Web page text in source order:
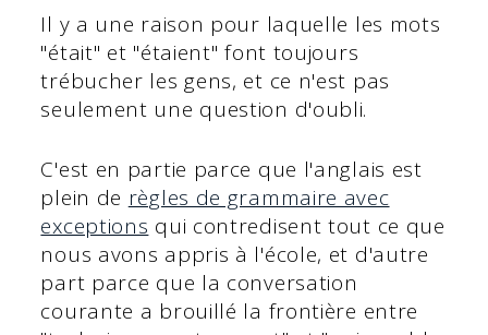
Il y a une raison pour laquelle les mots
"était" et "étaient" font toujours
trébucher les gens, et ce n'est pas
seulement une question d'oubli.
C'est en partie parce que l'anglais est
plein de règles de grammaire avec
exceptions qui contredisent tout ce que
nous avons appris à l'école, et d'autre
part parce que la conversation
courante a brouillé la frontière entre